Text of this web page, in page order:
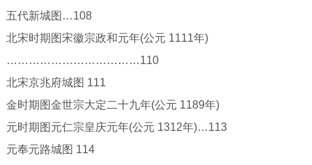
五代新城图…108
北宋时期图宋徽宗政和元年(公元 1111年)
………………………………110
北宋京兆府城图 111
金时期图金世宗大定二十九年(公元 1189年)
元时期图元仁宗皇庆元年(公元 1312年)…113
元奉元路城图 114